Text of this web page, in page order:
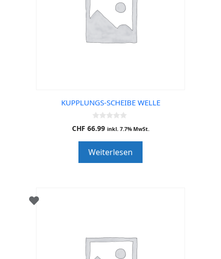
KUPPLUNGS-SCHEIBE WELLE
0
o
o
f
5
CHF 66.99 inkl. 7.7% MwSt.
Weiterlesen